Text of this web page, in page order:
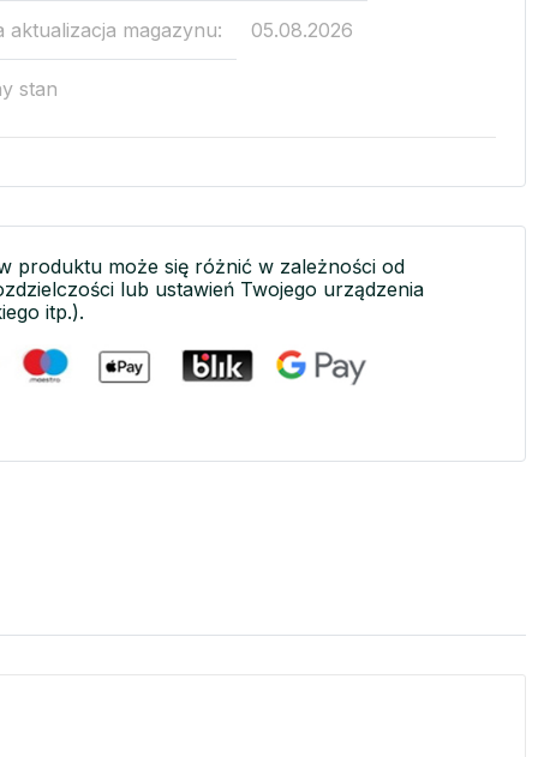
aktualizacja magazynu: 05.08.2026
stan
produktu może się różnić w zależności od
lub ustawień Twojego urządzenia
itp.).